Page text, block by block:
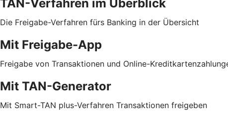
TAN-Verfahren im Überblick
Die Freigabe-Verfahren fürs Banking in der Übersicht
Mit Freigabe-App
Freigabe von Transaktionen und Online-
Mit TAN-Generator
Mit Smart-TAN plus-Verfahren Transaktionen freigeben